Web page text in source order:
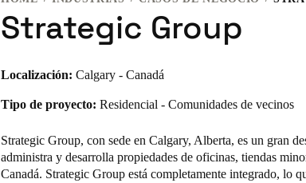
Caribbean - Latin America Africa, Middle East, and India
Colombia
Strategic Group
Localización: Calgary - Canadá
Tipo de proyecto: Residencial - Comunidades de vecinos
Strategic Group, con sede en Calgary, Alberta, es un gran
administra y desarrolla propiedades de oficinas, tiendas
Canadá. Strategic Group está completamente integrado, lo